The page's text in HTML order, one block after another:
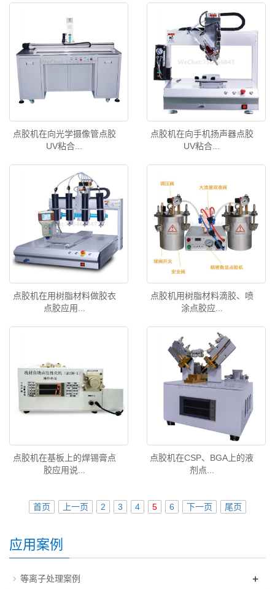
点胶机在向光学摄像管点胶
UV粘合...
点胶机在向手机扬声器点胶
UV粘合...
点胶机在用树脂材料做胶衣
点胶应用...
点胶机用树脂材料滴胶、喷
涂点胶应...
点胶机在基板上的焊锡膏点
胶应用说...
点胶机在CSP、BGA上的液
剂点...
首页 上一页 2 3 4 5 6 下一页 尾页
应用案例
等离子处理案例 +